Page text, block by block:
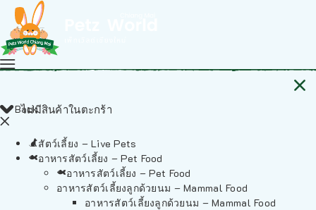
ไม่มีสินค้าในตะกร้า
Back
สัตว์เลี้ยง – Live Pets
อาหารสัตว์เลี้ยง – Pet Food
อาหารสัตว์เลี้ยง – Pet Food
อาหารสัตว์เลี้ยงลูกด้วยนม – Mammal Food
อาหารสัตว์เลี้ยงลูกด้วยนม – Mammal Food